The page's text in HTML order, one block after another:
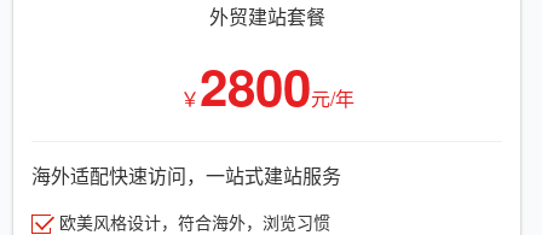
外贸建站套餐
￥2800元/年
海外适配快速访问，一站式建站服务
欧美风格设计，符合海外，浏览习惯